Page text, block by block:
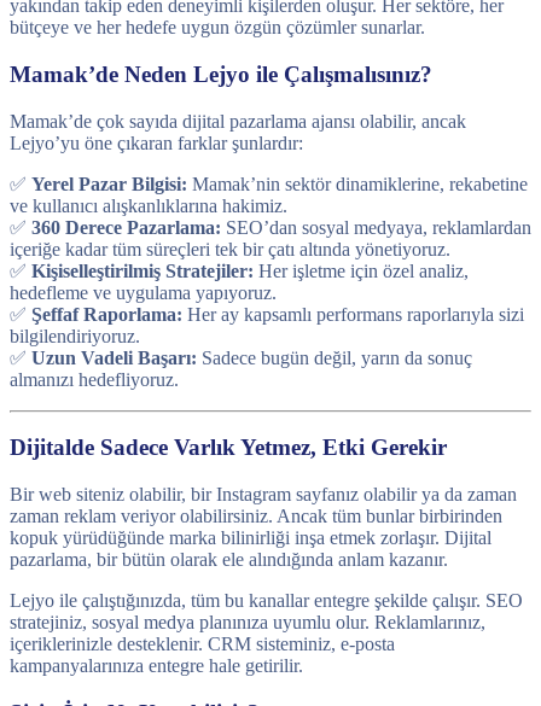
yakından takip eden deneyimli kişilerden oluşur. Her sektöre, her
bütçeye ve her hedefe uygun özgün çözümler sunarlar.
Mamak’de Neden Lejyo ile Çalışmalısınız?
Mamak’de çok sayıda dijital pazarlama ajansı olabilir, ancak
Lejyo’yu öne çıkaran farklar şunlardır:
✅ Yerel Pazar Bilgisi: Mamak’nin sektör dinamiklerine, rekabetine
ve kullanıcı alışkanlıklarına hakimiz.
✅ 360 Derece Pazarlama: SEO’dan sosyal medyaya, reklamlardan
içeriğe kadar tüm süreçleri tek bir çatı altında yönetiyoruz.
✅ Kişiselleştirilmiş Stratejiler: Her işletme için özel analiz,
hedefleme ve uygulama yapıyoruz.
✅ Şeffaf Raporlama: Her ay kapsamlı performans raporlarıyla sizi
bilgilendiriyoruz.
✅ Uzun Vadeli Başarı: Sadece bugün değil, yarın da sonuç
almanızı hedefliyoruz.
Dijitalde Sadece Varlık Yetmez, Etki Gerekir
Bir web siteniz olabilir, bir Instagram sayfanız olabilir ya da zaman
zaman reklam veriyor olabilirsiniz. Ancak tüm bunlar birbirinden
kopuk yürüdüğünde marka bilinirliği inşa etmek zorlaşır. Dijital
pazarlama, bir bütün olarak ele alındığında anlam kazanır.
Lejyo ile çalıştığınızda, tüm bu kanallar entegre şekilde çalışır. SEO
stratejiniz, sosyal medya planınıza uyumlu olur. Reklamlarınız,
içeriklerinizle desteklenir. CRM sisteminiz, e-posta
kampanyalarınıza entegre hale getirilir.